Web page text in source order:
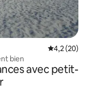
Évaluation
4,2 (20)
bien
avec petit-